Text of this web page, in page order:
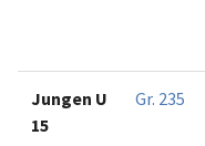
Jungen U
15
Gr. 235